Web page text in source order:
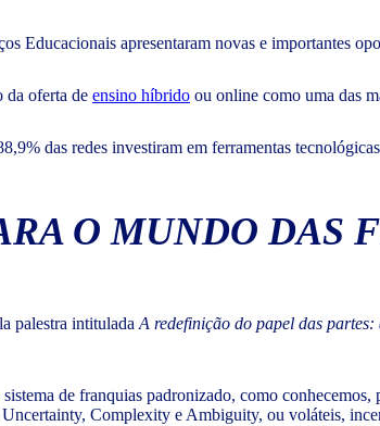
Educacionais apresentaram novas e importantes
da oferta de ensino híbrido ou online como uma das
das redes investiram em ferramentas
O MUNDO DAS
palestra intituladaA redefinição do papel das
de franquias padronizado, como conhecemos,
Complexity e Ambiguity, ou voláteis,